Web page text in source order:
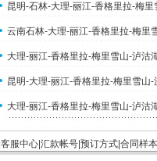
昆明-石林-大理-丽江-香格里拉-梅
云南石林-大理-丽江-香格里拉-梅里
大理-丽江-香格里拉-梅里雪山-泸沽
昆明-大理-丽江-香格里拉-梅里雪山
大理-丽江-香格里拉-梅里雪山-泸沽
客服中心 汇款帐号 预订方式 合同样本